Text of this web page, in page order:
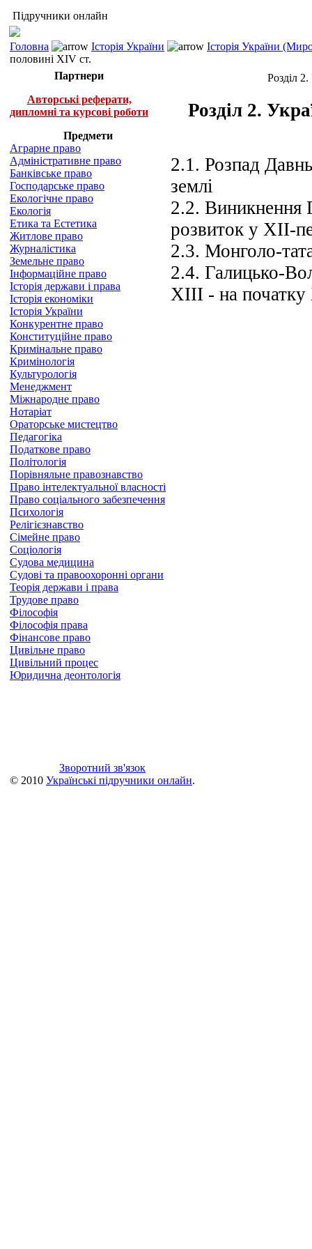
Підручники онлайн
Головна Історія України
Історія України
половині XIV ст.
Партнери
Авторські реферати,
дипломні та курсові роботи
Предмети
Аграрне право
Адміністративне право
Банківське право
Господарське право
Екологічне право
Екологія
Етика та Естетика
Житлове право
Журналістика
Земельне право
Інформаційне право
Історія держави і права
Історія економіки
Історія України
Конкурентне право
Конституційне право
Кримінальне право
Кримінологія
Культурологія
Менеджмент
Міжнародне право
Нотаріат
Ораторське мистецтво
Педагогіка
Податкове право
Політологія
Порівняльне правознавство
Право інтелектуальної власності
Право соціального забезпечення
Психологія
Релігієзнавство
Сімейне право
Соціологія
Судова медицина
Судові та правоохоронні органи
Теорія держави і права
Трудове право
Філософія
Філософія права
Фінансове право
Цивільне право
Цивільний процес
Юридична деонтологія
Розділ
Розділ 2.
2.1. Розпад
землі
2.2. Виникнення
розвиток у XII-
2.3. Монголо-
2.4. Галицько-
XIII - на початку
Зворотний зв'язок
© 2010 Українські підручники онлайн.